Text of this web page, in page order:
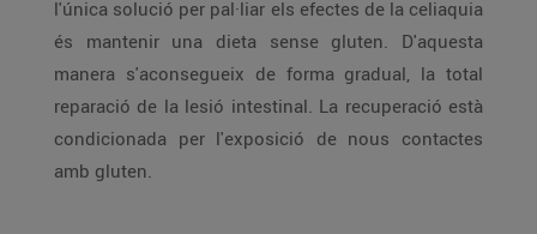
l'única solució per pal·liar els efectes de la celiaquia
és mantenir una dieta sense gluten. D'aquesta
manera s'aconsegueix de forma gradual, la total
reparació de la lesió intestinal. La recuperació està
condicionada per l'exposició de nous contactes
amb gluten.